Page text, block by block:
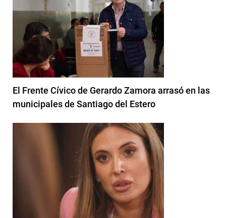
El Frente Cívico de Gerardo Zamora arrasó en las
municipales de Santiago del Estero